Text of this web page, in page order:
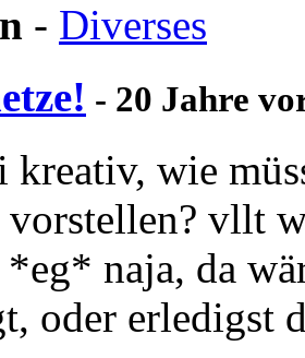
- Diverses
- 20 Jahre
kreativ, wie
vllt
naja, da
oder erledigst